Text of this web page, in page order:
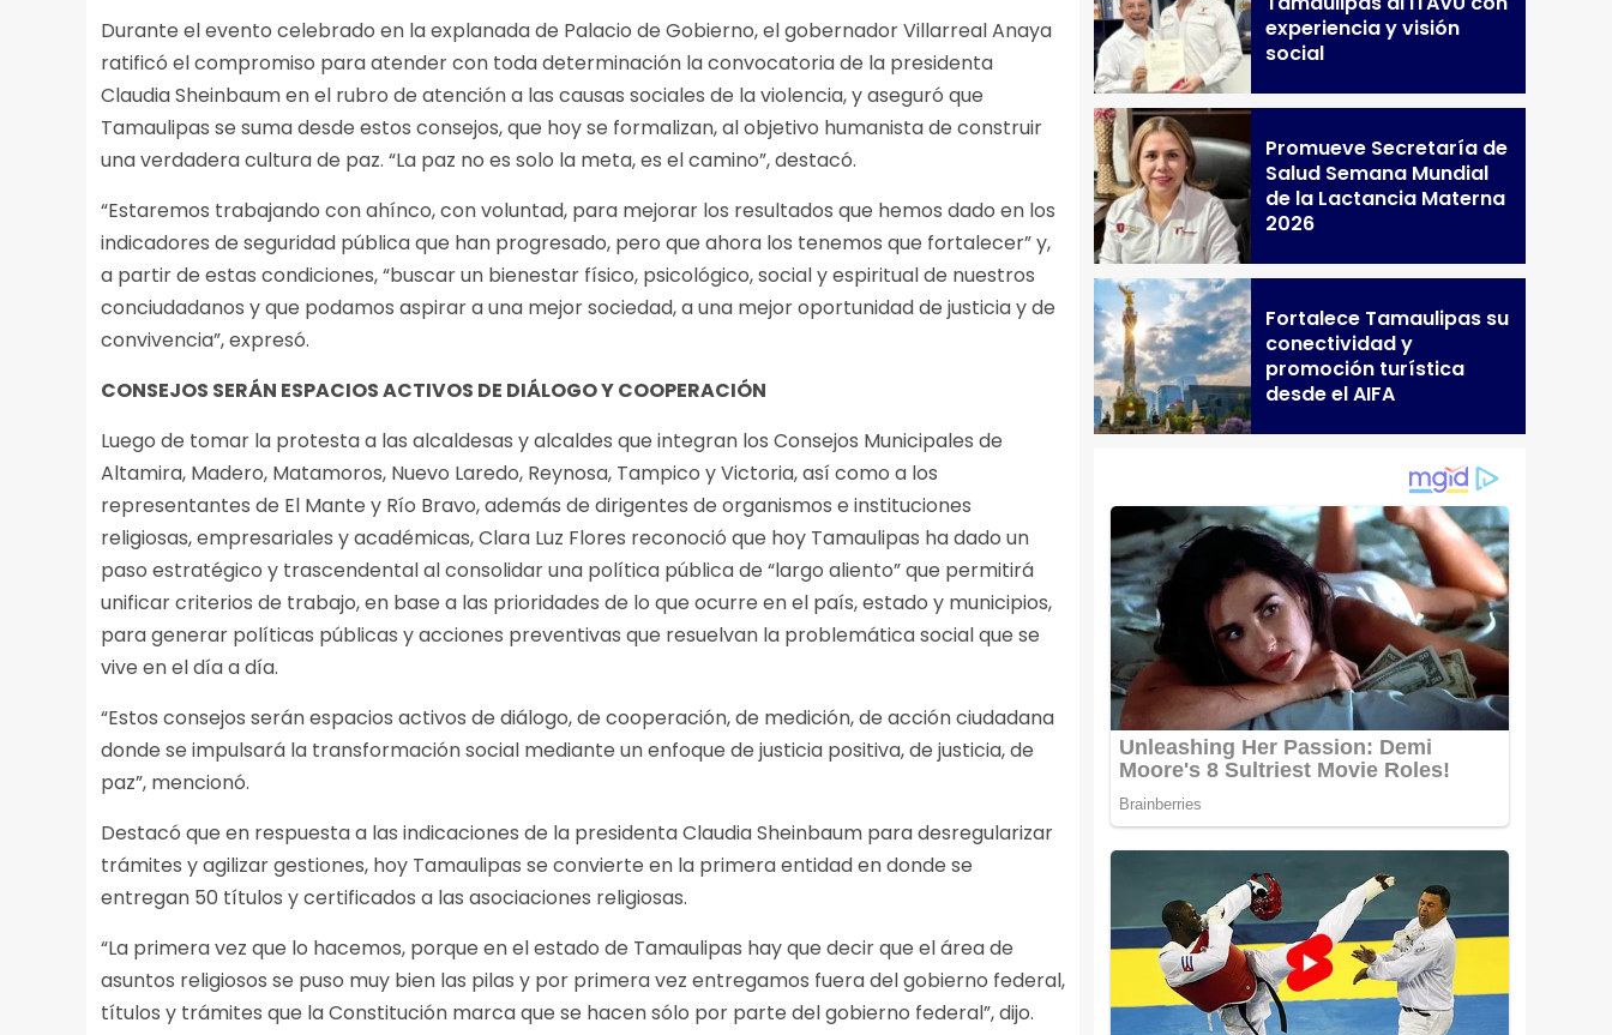
Durante el evento celebrado en la explanada de Palacio de Gobierno, el gobernador Villarreal Anaya
ratificó el compromiso para atender con toda determinación la convocatoria de la presidenta
Claudia Sheinbaum en el rubro de atención a las causas sociales de la violencia, y aseguró que
Tamaulipas se suma desde estos consejos, que hoy se formalizan, al objetivo humanista de construir
una verdadera cultura de paz. “La paz no es solo la meta, es el camino”, destacó.
“Estaremos trabajando con ahínco, con voluntad, para mejorar los resultados que hemos dado en los
indicadores de seguridad pública que han progresado, pero que ahora los tenemos que fortalecer” y,
a partir de estas condiciones, “buscar un bienestar físico, psicológico, social y espiritual de nuestros
conciudadanos y que podamos aspirar a una mejor sociedad, a una mejor oportunidad de justicia y de
convivencia”, expresó.
CONSEJOS SERÁN ESPACIOS ACTIVOS DE DIÁLOGO Y COOPERACIÓN
Luego de tomar la protesta a las alcaldesas y alcaldes que integran los Consejos Municipales de
Altamira, Madero, Matamoros, Nuevo Laredo, Reynosa, Tampico y Victoria, así como a los
representantes de El Mante y Río Bravo, además de dirigentes de organismos e instituciones
religiosas, empresariales y académicas, Clara Luz Flores reconoció que hoy Tamaulipas ha dado un
paso estratégico y trascendental al consolidar una política pública de “largo aliento” que permitirá
unificar criterios de trabajo, en base a las prioridades de lo que ocurre en el país, estado y municipios,
para generar políticas públicas y acciones preventivas que resuelvan la problemática social que se
vive en el día a día.
“Estos consejos serán espacios activos de diálogo, de cooperación, de medición, de acción ciudadana
donde se impulsará la transformación social mediante un enfoque de justicia positiva, de justicia, de
paz”, mencionó.
Destacó que en respuesta a las indicaciones de la presidenta Claudia Sheinbaum para desregularizar
trámites y agilizar gestiones, hoy Tamaulipas se convierte en la primera entidad en donde se
entregan 50 títulos y certificados a las asociaciones religiosas.
“La primera vez que lo hacemos, porque en el estado de Tamaulipas hay que decir que el área de
asuntos religiosos se puso muy bien las pilas y por primera vez entregamos fuera del gobierno federal,
títulos y trámites que la Constitución marca que se hacen sólo por parte del gobierno federal”, dijo.
experiencia y visión
social
Promueve Secretaría de
Salud Semana Mundial
de la Lactancia Materna
2026
Fortalece Tamaulipas su
conectividad y
promoción turística
desde el AIFA